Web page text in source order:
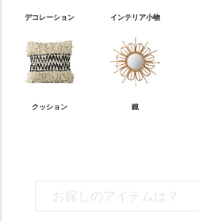
デコレーション インテリア小物
クッション 鏡